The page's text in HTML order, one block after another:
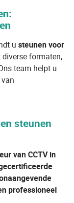
u steunen voor
formaten,
team helpt u
steunen
van CCTV in
professioneel